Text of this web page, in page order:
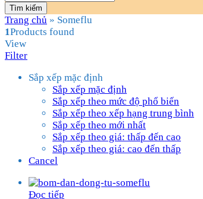
Tìm kiếm
Trang chủ » Someflu
1Products found
View
Filter
Sắp xếp mặc định
Sắp xếp mặc định
Sắp xếp theo mức độ phổ biến
Sắp xếp theo xếp hạng trung bình
Sắp xếp theo mới nhất
Sắp xếp theo giá: thấp đến cao
Sắp xếp theo giá: cao đến thấp
Cancel
Đọc tiếp